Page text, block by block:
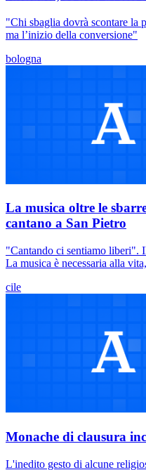
"Chi sbaglia dovrà scontare la
ma l’inizio della conversione"
bologna
La musica oltre le
cantano a San Pietro
"Cantando ci sentiamo liberi".
La musica è necessaria alla
cile
Monache di clausura
L'inedito gesto di alcune